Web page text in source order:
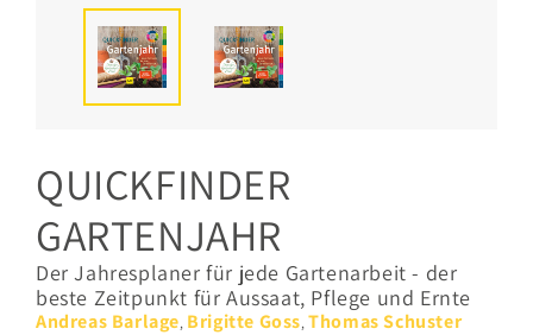
QUICKFINDER
GARTENJAHR
Der Jahresplaner für jede Gartenarbeit - der
beste Zeitpunkt für Aussaat, Pflege und Ernte
Andreas Barlage, Brigitte Goss,Thomas Schuster